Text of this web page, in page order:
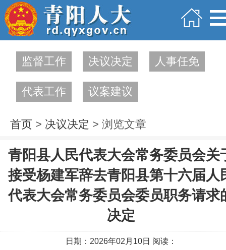
监督工作 决议决定 人事任免
代表工作 议案建议
首页 > 决议决定 > 浏览文章
青阳县人民代表大会常务委员会关
接受杨建军辞去青阳县第十六届人
代表大会常务委员会委员职务请求
决定
日期：2026年02月10日 阅读：